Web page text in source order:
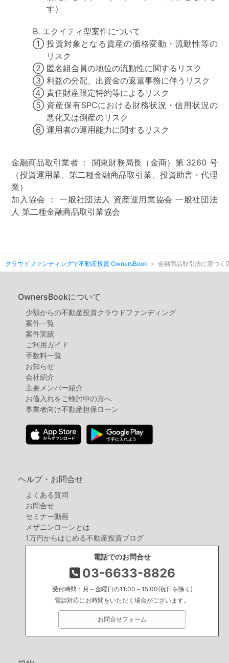
す）
B. エクイティ型案件について
①投資対象となる資産の価格変動・流動性等の
リスク
② 匿名組合員の地位の流動性に関するリスク
③利益の分配、出資金の返還事務に伴うリスク
④責任財産限定特約等によるリスク
⑤ 資産保有SPCにおける財務状況・信用状況の
悪化又は倒産のリスク
⑥運用者の運用能力に関するリスク
金融商品取引業者 ： 関東財務局長（金商）第 3260 号
（投資運用業、第二種金融商品取引業、投資助言・代理
業）
加入協会 ： 一般社団法人 資産運用業協会 一般社団法
人 第二種金融商品取引業協会
クラウドファンディングで不動産投資 OwnersBook 金融商品取引法に基づく
OwnersBookについて
少額からの不動産投資クラウドファンディング
案件⼀覧
案件実績
ご利用ガイド
手数料一覧
お知らせ
会社紹介
主要メンバー紹介
お借入れをご検討中の方へ
事業者向け不動産担保ローン
ヘルプ・お問合せ
よくある質問
お問合せ
セミナー動画
メザニンローンとは
1万円からはじめる不動産投資ブログ
電話でのお問合せ
03-6633-8826
受付時間：月～金曜日の11:00～15:00(祝日を除く)
電話対応にお時間をいただく場合がございます。
お問合せフォーム